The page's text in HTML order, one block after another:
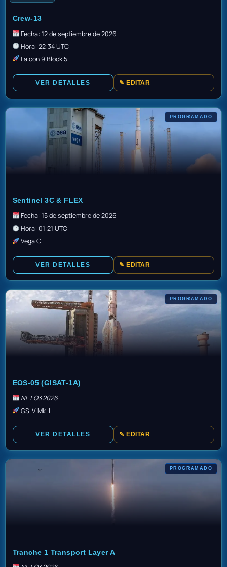
Crew-13
Fecha: 12 de septiembre de 2026
Hora: 22:34 UTC
Falcon 9 Block 5
VER DETALLES ✎ EDITAR
PROGRAMADO
Sentinel 3C & FLEX
Fecha: 15 de septiembre de 2026
Hora: 01:21 UTC
Vega C
VER DETALLES ✎ EDITAR
PROGRAMADO
EOS-05 (GISAT-1A)
NET Q3 2026
GSLV Mk II
VER DETALLES ✎ EDITAR
PROGRAMADO
Tranche 1 Transport Layer A